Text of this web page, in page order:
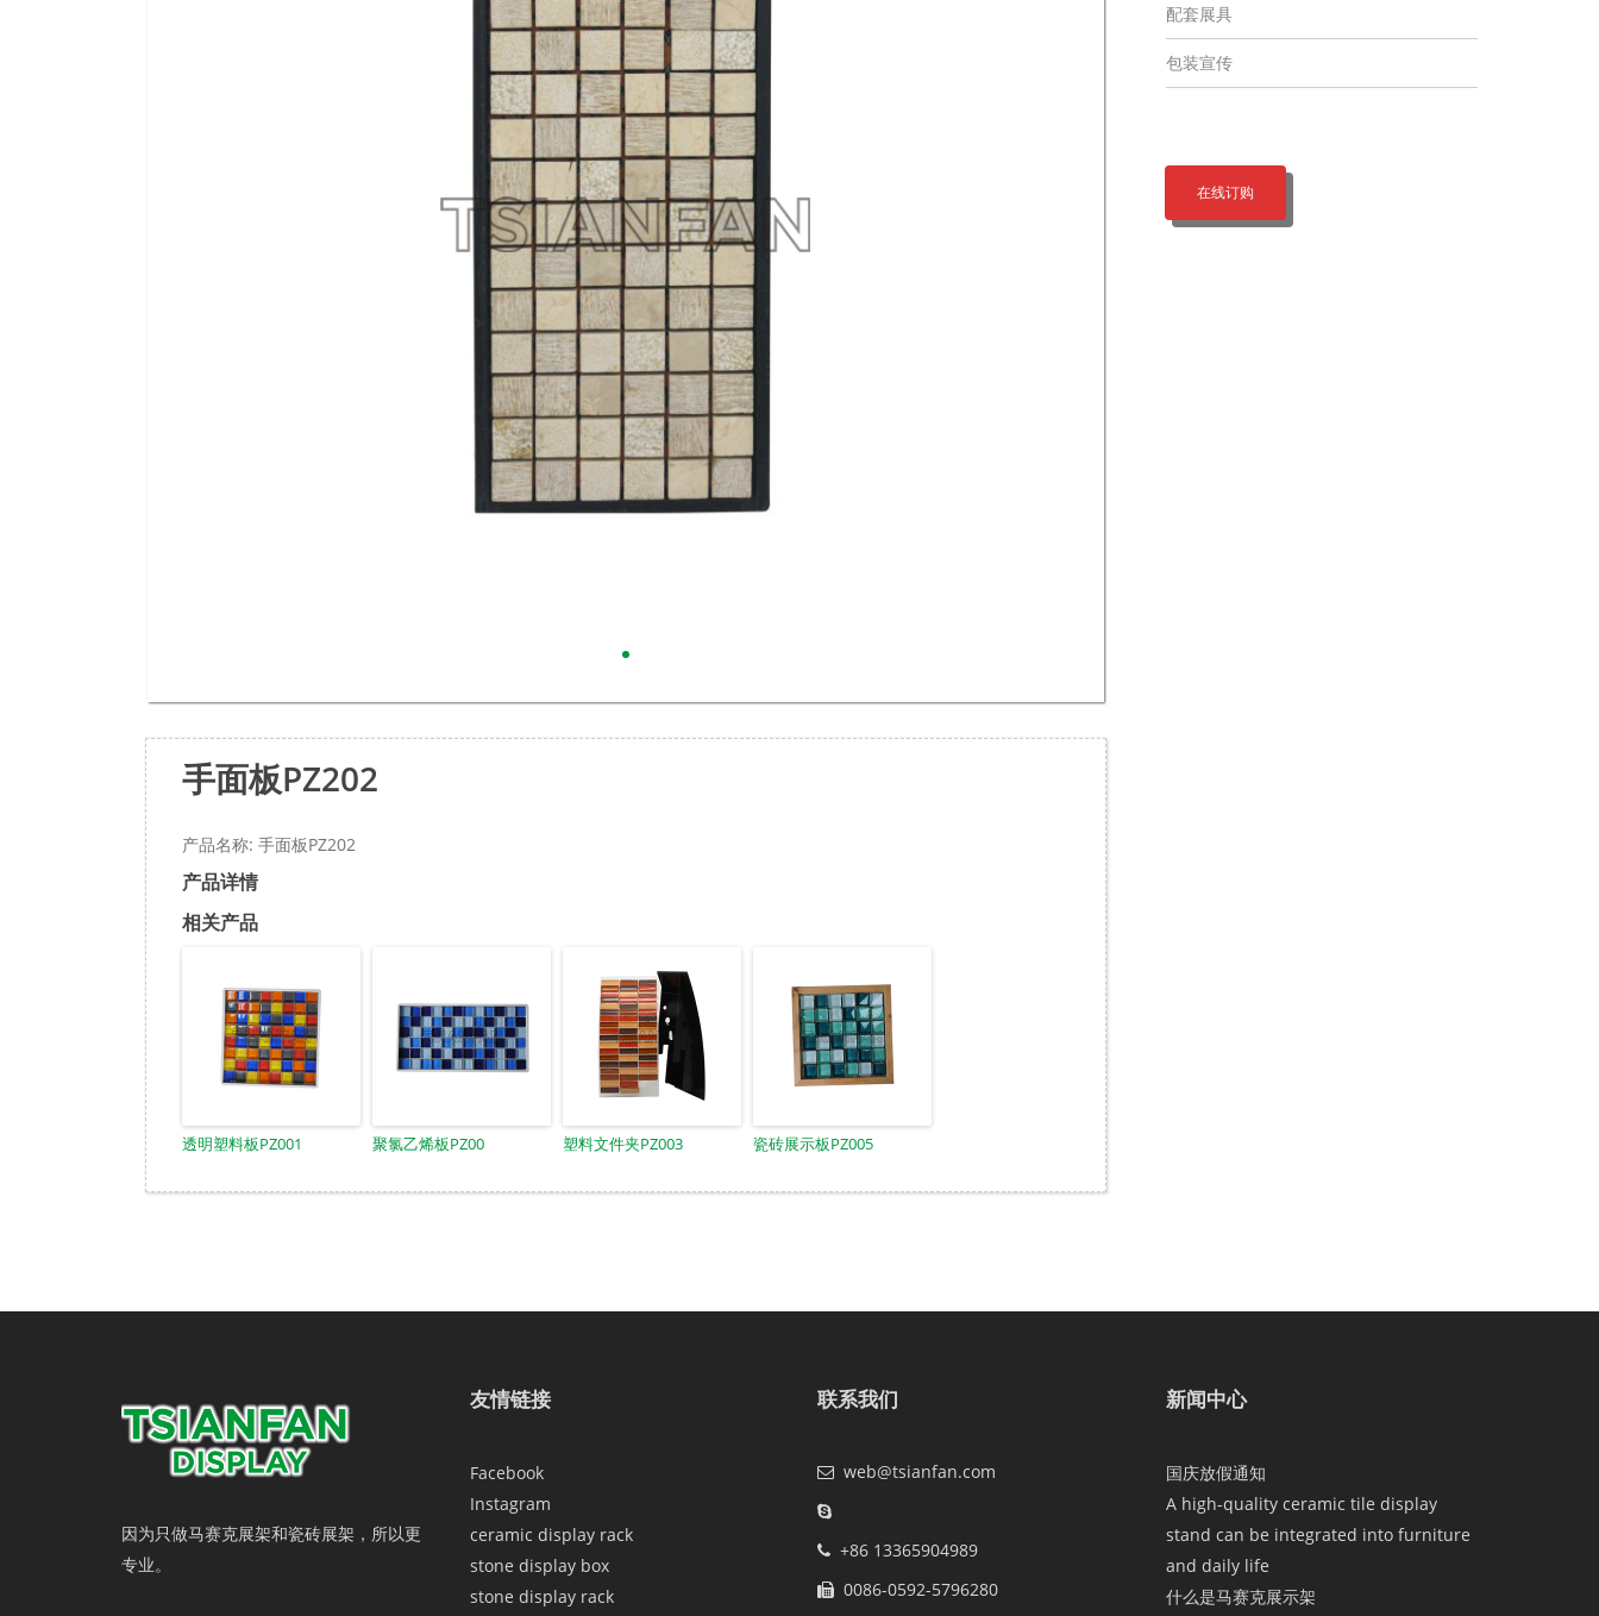
手面板PZ202
产品名称: 手面板PZ202
产品详情
相关产品
透明塑料板PZ001 聚氯乙烯板PZ00 塑料文件夹PZ003 瓷砖展示板PZ005
配套展具
包装宣传
在线订购
因为只做马赛克展架和瓷砖展架，所以更
专业。
友情链接
Facebook
Instagram
ceramic display rack
stone display box
stone display rack
联系我们
web@tsianfan.com
+86 13365904989
0086-0592-5796280
新闻中心
国庆放假通知
A high-quality ceramic tile display
stand can be integrated into furniture
and daily life
什么是马赛克展示架